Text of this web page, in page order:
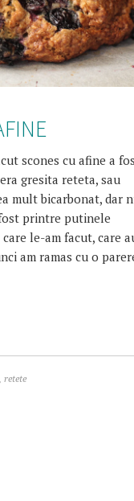
scones cu afine a
gresita reteta, sau
mult bicarbonat, dar
printre putinele
le-am facut, care
am ramas cu o
, retete